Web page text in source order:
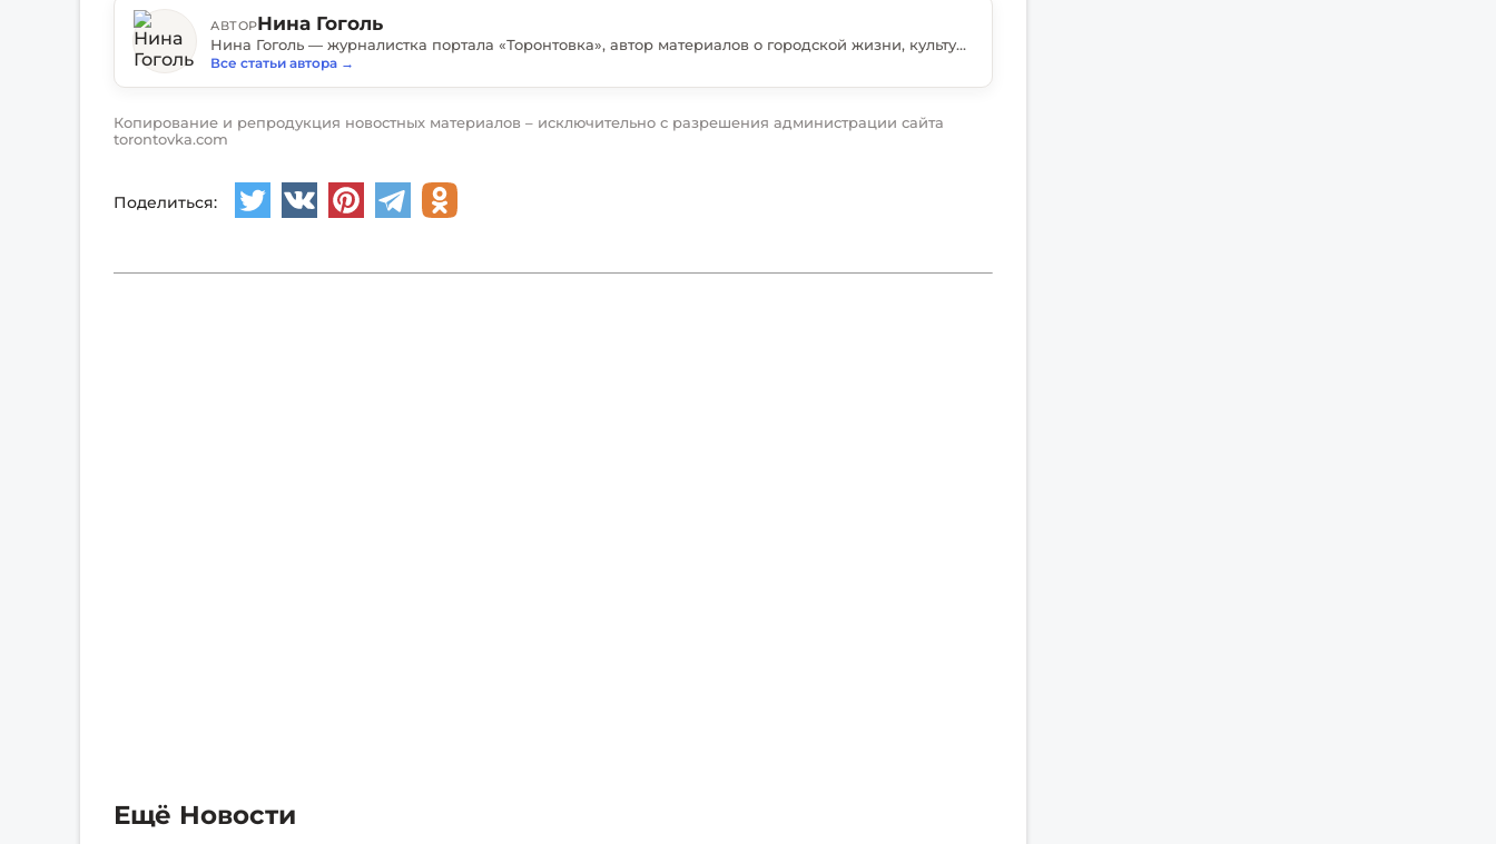
АВТОРНина Гоголь
Нина Гоголь — журналистка портала «Торонтовка», автор материалов о городской жизни, культуре, событиях и людях, которые формируют современное лицо Торонто. Она готовит новости, интервью и тематические статьи, уделяя особое внимание общественным инициативам, интересным проектам и историям успешной интеграции в Канаде. В своих публикациях Нина сочетает информационный подход с вниманием к деталям, стараясь делать материалы не только актуальными, но и полезными для читателей. Её статьи регулярно посвящены культурным событиям, образованию, предпринимательству и жизни русскоязычной общины. Она убеждена, что журналистика помогает объединять людей, находить ответы на важные вопросы и открывать новые возможности для жизни в Канаде. Главная цель её работы — создавать материалы, которым доверяют и к которым хочется возвращаться.
Все статьи автора →
Копирование и репродукция новостных материалов – исключительно с разрешения администрации сайта
torontovka.com
Поделиться:
Ещё Новости